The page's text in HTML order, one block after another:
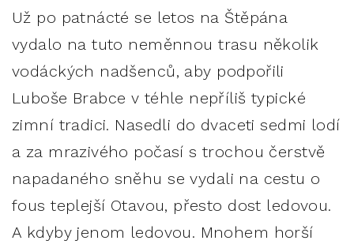
Už po patnácté se letos na Štěpána
vydalo na tuto neměnnou trasu několik
vodáckých nadšenců, aby podpořili
Luboše Brabce v téhle nepříliš typické
zimní tradici. Nasedli do dvaceti sedmi lodí
a za mrazivého počasí s trochou čerstvě
napadaného sněhu se vydali na cestu o
fous teplejší Otavou, přesto dost ledovou.
A kdyby jenom ledovou. Mnohem horší